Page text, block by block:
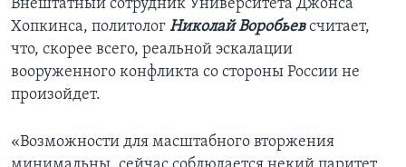
Внештатный сотрудник Университета Джонса
Хопкинса, политолог Николай Воробьев считает,
что, скорее всего, реальной эскалации
вооруженного конфликта со стороны России не
произойдет.
«Возможности для масштабного вторжения